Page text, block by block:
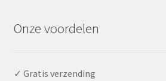
Onze voordelen
✓ Gratis verzending